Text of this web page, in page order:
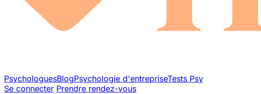
PsychologuesBlogPsychologie d'entrepriseTests Psy
Se connecter Prendre rendez-vous